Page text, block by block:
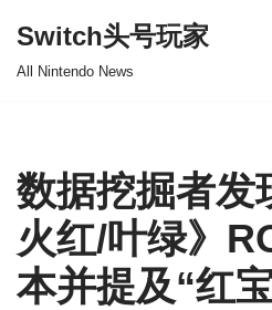
Switch头号玩家
All Nintendo News
数据挖掘者发
火红/叶绿》
本并提及“红